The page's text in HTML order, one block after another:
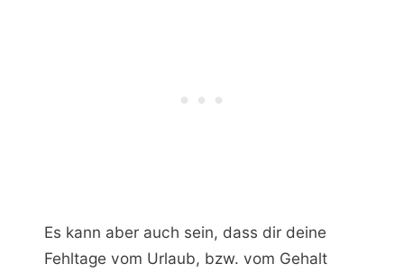
Es kann aber auch sein, dass dir deine
Fehltage vom Urlaub, bzw. vom Gehalt